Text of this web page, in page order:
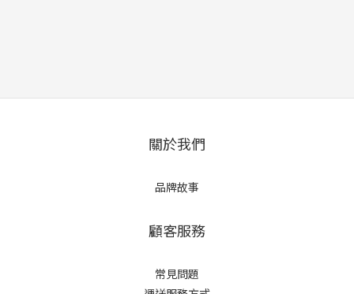
關於我們
品牌故事
顧客服務
常見問題